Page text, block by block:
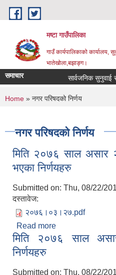
Skip to main content
मष्टा गाउँपालिका
गाउँ कार्यपालिकाको कार्यालय,
भातेखोला,बझाङ्ग।
समाचार सार्वजनिक सुनुवाई
You are here
Home » नगर परिषदको निर्णय
नगर परिषदको निर्णय
मिति २०७६ साल असार
भएका निर्णयहरु
Submitted on: Thu, 08/22/
दस्तावेज:
२०७६।०३।२७.pdf
Read more
भएका निर्णयहरु
मिति २०७६ साल
निर्णयहरु
Submitted on: Thu, 08/22/